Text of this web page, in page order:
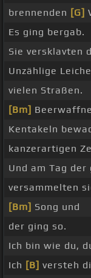
brennenden [G]
Es ging bergab.
Sie versklavten
Unzählige
vielen Straßen.
[Bm]
Kentakeln
kanzerartigen
Und am Tag der
versammelten
[Bm] Song und
der ging so.
Ich bin wie du,
Ich [B] versteh